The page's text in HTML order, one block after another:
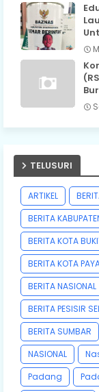
TELUSURI
ARTIKEL
BERITA
BERITA KOTA
BERITA KOTA
BERITA NASIONAL
BERITA PESISIR
BERITA SUMBAR
NASIONAL
Padang